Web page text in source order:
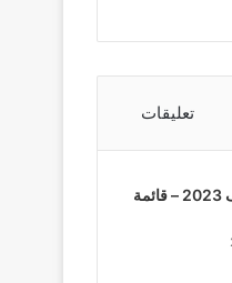
تعليقات
جميع أفلام خريف 2023 – قائمة